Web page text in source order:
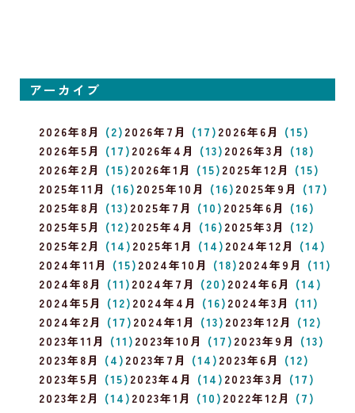
アーカイブ
2026年8月 (2) 2026年7月 (17) 2026年6月 (15)
2026年5月 (17) 2026年4月 (13) 2026年3月 (18)
2026年2月 (15) 2026年1月 (15) 2025年12月 (15)
2025年11月 (16) 2025年10月 (16) 2025年9月 (17)
2025年8月 (13) 2025年7月 (10) 2025年6月 (16)
2025年5月 (12) 2025年4月 (16) 2025年3月 (12)
2025年2月 (14) 2025年1月 (14) 2024年12月 (14)
2024年11月 (15) 2024年10月 (18) 2024年9月 (11)
2024年8月 (11) 2024年7月 (20) 2024年6月 (14)
2024年5月 (12) 2024年4月 (16) 2024年3月 (11)
2024年2月 (17) 2024年1月 (13) 2023年12月 (12)
2023年11月 (11) 2023年10月 (17) 2023年9月 (13)
2023年8月 (4) 2023年7月 (14) 2023年6月 (12)
2023年5月 (15) 2023年4月 (14) 2023年3月 (17)
2023年2月 (14) 2023年1月 (10) 2022年12月 (7)